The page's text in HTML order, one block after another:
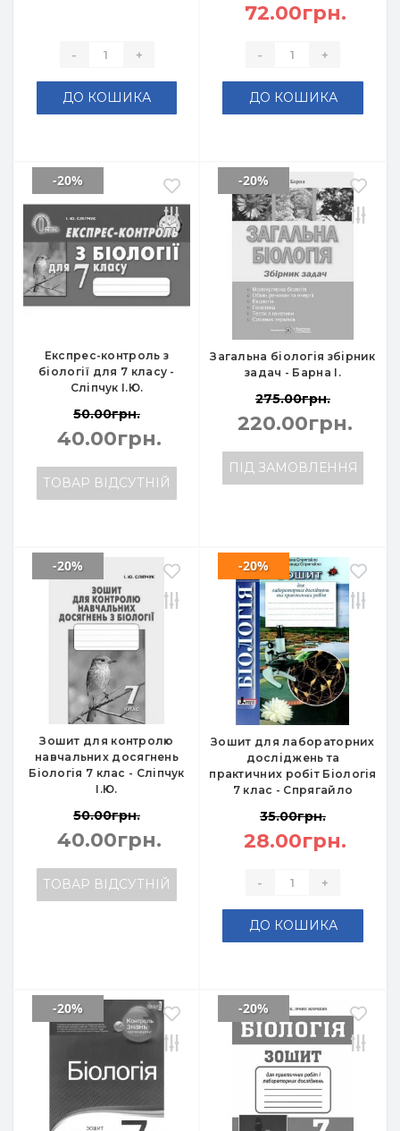
- +
ДО КОШИКА
72.00грн.
- +
ДО КОШИКА
Експрес-контроль з
біології для 7 класу -
Сліпчук І.Ю.
-20%
50.00грн.
40.00грн.
ТОВАР ВІДСУТНІЙ
Загальна біологія збірник
задач - Барна І.
-20%
275.00грн.
220.00грн.
ПІД ЗАМОВЛЕННЯ
Зошит для контролю
навчальних досягнень
Біологія 7 клас - Сліпчук
І.Ю.
-20%
50.00грн.
40.00грн.
ТОВАР ВІДСУТНІЙ
Зошит для лабораторних
досліджень та
практичних робіт Біологія
7 клас - Спрягайло
-20%
35.00грн.
28.00грн.
- +
ДО КОШИКА
-20% -20%